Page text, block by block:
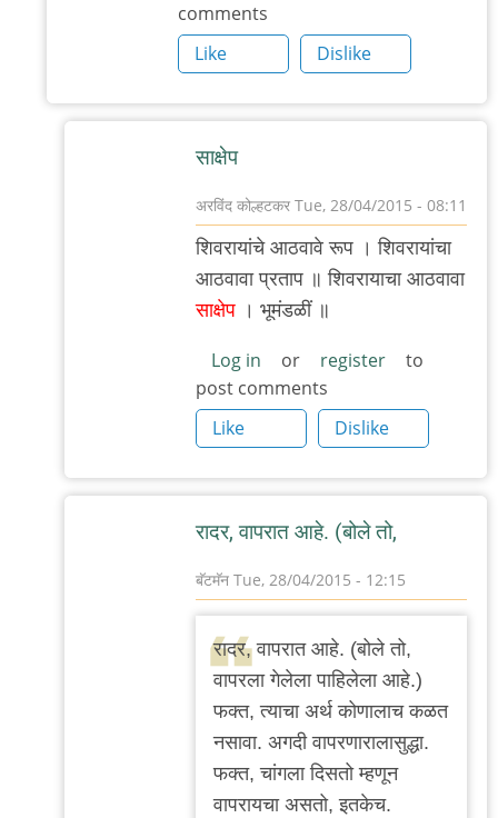
comments
Like
Dislike
साक्षेप
अरविंद कोल्हटकर Tue, 28/04/2015 - 08:11
In
by
'न'वी
बाजू
शिवरायांचे आठवावे रूप । शिवरायांचा
आठवावा प्रताप ॥ शिवरायाचा आठवावा
साक्षेप । भूमंडळीं ॥
Log in or register
to
post comments
Like
Dislike
रादर, वापरात आहे. (बोले तो,
बॅटमॅन Tue, 28/04/2015 - 12:15
reply
to
by
'न'वी
बाजू
रादर, वापरात आहे. (बोले तो,
वापरला गेलेला पाहिलेला आहे.)
फक्त, त्याचा अर्थ कोणालाच कळत
नसावा. अगदी वापरणारालासुद्धा.
फक्त, चांगला दिसतो म्हणून
वापरायचा असतो, इतकेच.